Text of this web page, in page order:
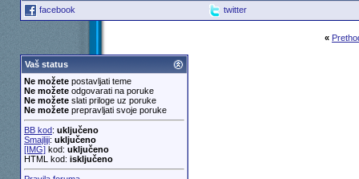
facebook
twitter
«
Vaš status
Ne možetepostavljati teme
Ne možeteodgovarati na poruke
Ne možeteslati priloge uz poruke
Ne možeteprepravljati svoje poruke
BB kod: uključeno
Smajliji: uključeno
[IMG]kod: uključeno
HTML kod: isključeno